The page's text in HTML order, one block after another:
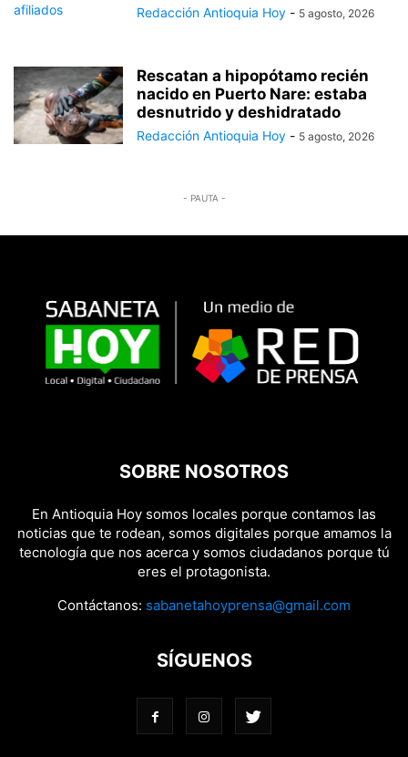
Redacción Antioquia Hoy - 5 agosto, 2026
Rescatan a hipopótamo recién
nacido en Puerto Nare: estaba
desnutrido y deshidratado
Redacción Antioquia Hoy - 5 agosto, 2026
- PAUTA -
SOBRE NOSOTROS
En Antioquia Hoy somos locales porque contamos las
noticias que te rodean, somos digitales porque amamos la
tecnología que nos acerca y somos ciudadanos porque tú
eres el protagonista.
Contáctanos: sabanetahoyprensa@gmail.com
SÍGUENOS